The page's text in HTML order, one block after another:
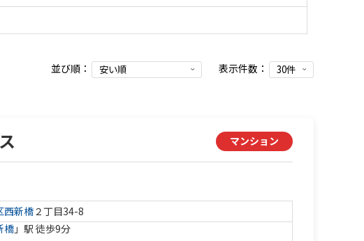
並び順： 表示件数：
マンション
西新橋２丁目34-8
橋 」駅 徒歩9分